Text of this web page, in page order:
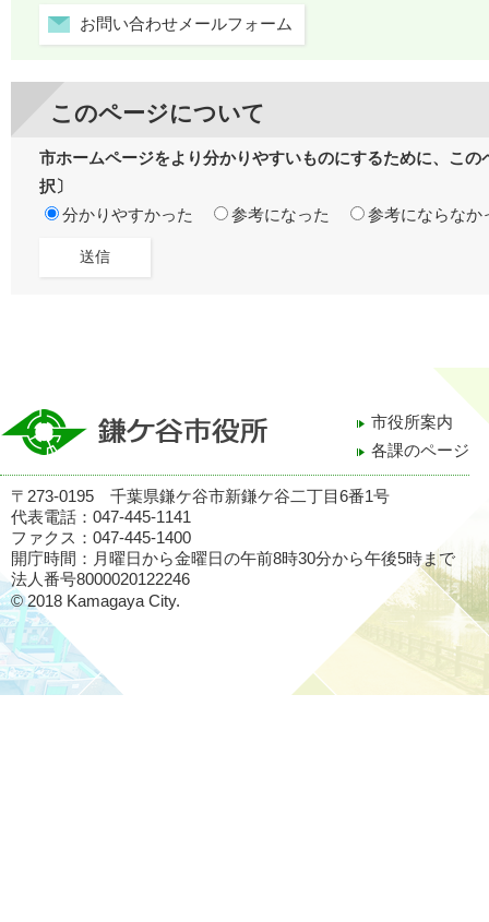
お問い合わせメールフォーム
このページについて
市ホームページをより分かりやすいものにするために、こ
択〕
分かりやすかった
参考になった 参考にならなか
市役所案内
各課のページ
〒273-0195 千葉県鎌ケ谷市新鎌ケ谷二丁目6番1号
代表電話：047-445-1141
ファクス：047-445-1400
開庁時間：月曜日から金曜日の午前8時30分から午後5時まで
法人番号8000020122246
© 2018 Kamagaya City.